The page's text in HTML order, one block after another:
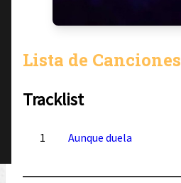
Lista de Canciones
Tracklist
1 Aunque duela